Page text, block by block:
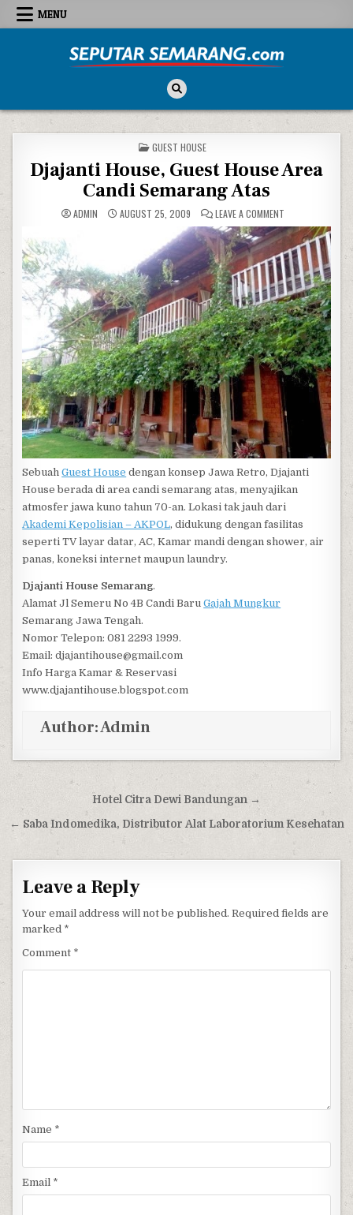
Skip to content
MENU
POSTED IN
GUEST HOUSE
Djajanti House, Guest House Area
Candi Semarang Atas
ADMIN AUGUST 25, 2009 LEAVE A COMMENTON DJAJANTI
SebuahGuest House dengan konsep Jawa Retro, Djajanti
House berada di area candi semarang atas, menyajikan
atmosfer jawa kuno tahun 70-an. Lokasi tak jauh dari
Akademi Kepolisian – AKPOL, didukung dengan fasilitas
seperti TV layar datar, AC, Kamar mandi dengan shower, air
panas, koneksi internet maupun laundry.
Djajanti House Semarang.
Alamat Jl Semeru No 4B Candi BaruGajah Mungkur
Semarang Jawa Tengah.
Nomor Telepon: 081 2293 1999.
Email: djajantihouse@gmail.com
Info Harga Kamar & Reservasi
www.djajantihouse.blogspot.com
Author:Admin
Post navigationHotel Citra Dewi Bandungan →
← Saba Indomedika, Distributor Alat Laboratorium Kesehatan
Leave a Reply
Your email address will not be published. Required fields are
marked *
Comment *
Name *
Email *